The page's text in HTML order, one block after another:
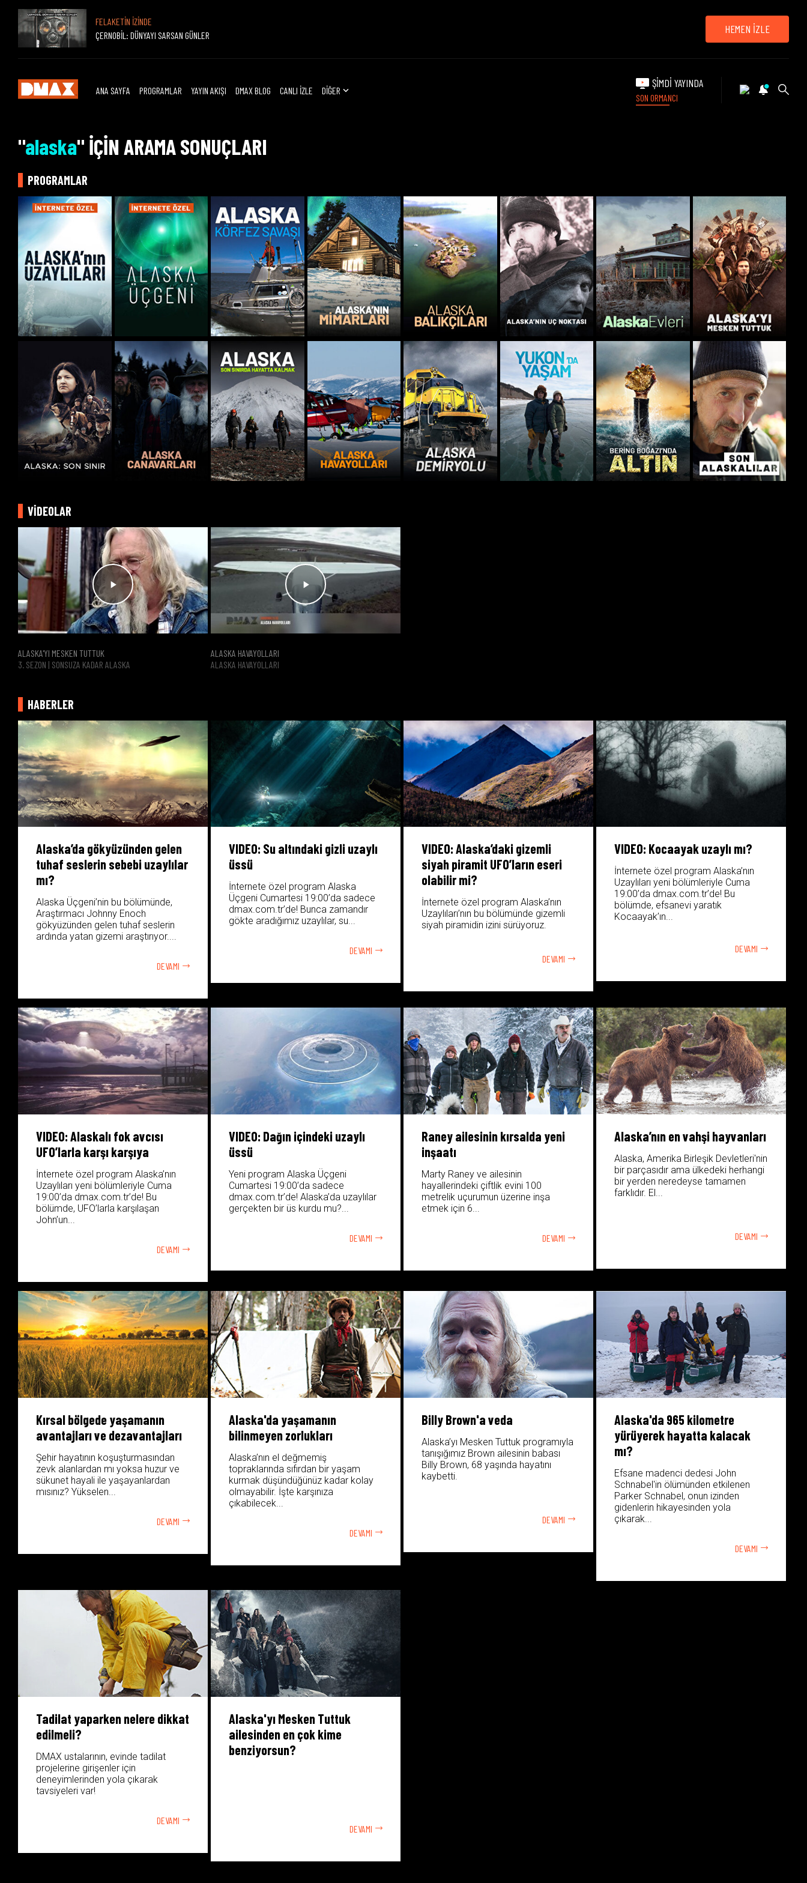
FELAKETİN İZİNDE
ÇERNOBİL: DÜNYAYI SARSAN GÜNLER
HEMEN İZLE
ANA SAYFA PROGRAMLAR YAYIN AKIŞI DMAX BLOG CANLI İZLE DİĞER
ŞİMDİ YAYINDA
SON ORMANCI
"alaska" İÇİN ARAMA SONUÇLARI
PROGRAMLAR
VİDEOLAR
ALASKA'YI MESKEN TUTTUK
3. SEZON | SONSUZA KADAR ALASKA
ALASKA HAVAYOLLARI
ALASKA HAVAYOLLARI
HABERLER
Alaska’da gökyüzünden gelen
tuhaf seslerin sebebi uzaylılar
mı?
Alaska Üçgeni’nin bu bölümünde,
Araştırmacı Johnny Enoch
gökyüzünden gelen tuhaf seslerin
ardında yatan gizemi araştırıyor....
DEVAMI
VIDEO: Su altındaki gizli uzaylı
üssü
İnternete özel program Alaska
Üçgeni Cumartesi 19:00’da sadece
dmax.com.tr’de! Bunca zamandır
gökte aradığımız uzaylılar, su...
DEVAMI
VIDEO: Alaska’daki gizemli
siyah piramit UFO’ların eseri
olabilir mi?
İnternete özel program Alaska’nın
Uzaylıları’nın bu bölümünde gizemli
siyah piramidin izini sürüyoruz.
DEVAMI
VIDEO: Kocaayak uzaylı mı?
İnternete özel program Alaska’nın
Uzaylıları yeni bölümleriyle Cuma
19:00’da dmax.com.tr’de! Bu
bölümde, efsanevi yaratık
Kocaayak’ın...
DEVAMI
VIDEO: Alaskalı fok avcısı
UFO’larla karşı karşıya
İnternete özel program Alaska’nın
Uzaylıları yeni bölümleriyle Cuma
19:00’da dmax.com.tr’de! Bu
bölümde, UFO’larla karşılaşan
John’un...
DEVAMI
VIDEO: Dağın içindeki uzaylı
üssü
Yeni program Alaska Üçgeni
Cumartesi 19:00’da sadece
dmax.com.tr’de! Alaska’da uzaylılar
gerçekten bir üs kurdu mu?...
DEVAMI
Raney ailesinin kırsalda yeni
inşaatı
Marty Raney ve ailesinin
hayallerindeki çiftlik evini 100
metrelik uçurumun üzerine inşa
etmek için 6...
DEVAMI
Alaska’nın en vahşi hayvanları
Alaska, Amerika Birleşik Devletleri'nin
bir parçasıdır ama ülkedeki herhangi
bir yerden neredeyse tamamen
farklıdır. El...
DEVAMI
Kırsal bölgede yaşamanın
avantajları ve dezavantajları
Şehir hayatının koşuşturmasından
zevk alanlardan mı yoksa huzur ve
sükunet hayali ile yaşayanlardan
mısınız? Yükselen...
DEVAMI
Alaska'da yaşamanın
bilinmeyen zorlukları
Alaska’nın el değmemiş
topraklarında sıfırdan bir yaşam
kurmak düşündüğünüz kadar kolay
olmayabilir. İşte karşınıza
çıkabilecek...
DEVAMI
Billy Brown'a veda
Alaska’yı Mesken Tuttuk programıyla
tanışığımız Brown ailesinin babası
Billy Brown, 68 yaşında hayatını
kaybetti.
DEVAMI
Alaska'da 965 kilometre
yürüyerek hayatta kalacak
mı?
Efsane madenci dedesi John
Schnabel'in ölümünden etkilenen
Parker Schnabel, onun izinden
gidenlerin hikayesinden yola
çıkarak...
DEVAMI
Tadilat yaparken nelere dikkat
edilmeli?
DMAX ustalarının, evinde tadilat
projelerine girişenler için
deneyimlerinden yola çıkarak
tavsiyeleri var!
DEVAMI
Alaska'yı Mesken Tuttuk
ailesinden en çok kime
benziyorsun?
DEVAMI